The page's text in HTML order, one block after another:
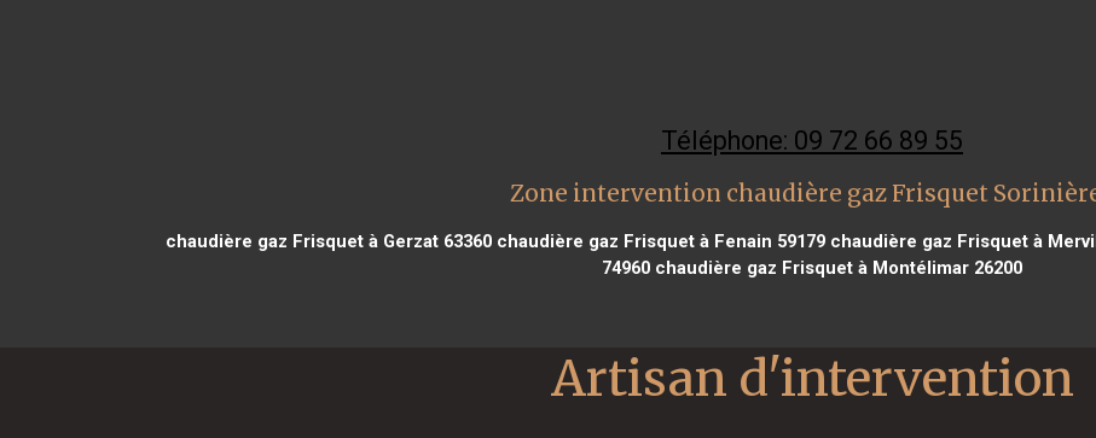
Téléphone: 09 72 66 89 55
Zone intervention chaudière gaz Frisquet
chaudière gaz Frisquet à Gerzat 63360chaudière gaz Frisquet à Fenain 59179chaudière gaz Frisquet à
74960 chaudière gaz Frisquet à Montélimar 26200
Artisan d'intervention